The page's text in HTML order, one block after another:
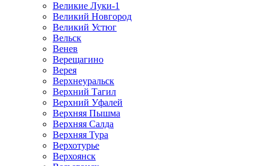
Великие Луки-1
Великий Новгород
Великий Устюг
Вельск
Венев
Верещагино
Верея
Верхнеуральск
Верхний Тагил
Верхний Уфалей
Верхняя Пышма
Верхняя Салда
Верхняя Тура
Верхотурье
Верхоянск